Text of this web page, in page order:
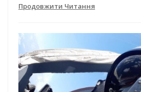
Продовжити Читання